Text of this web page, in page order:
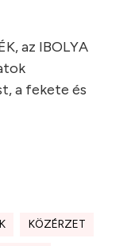
az IBOLYA
a fekete és
KÖZÉRZET